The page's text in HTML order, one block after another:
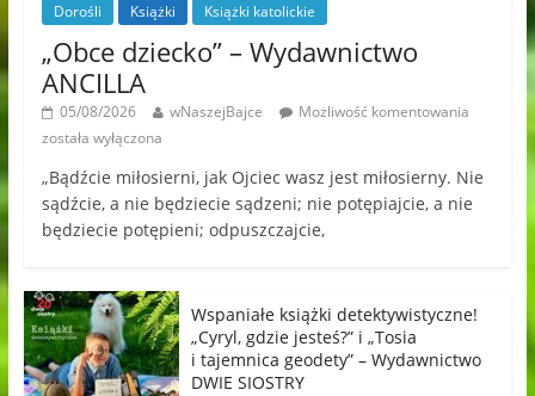
Dorośli Książki Książki katolickie
„Obce dziecko” – Wydawnictwo
ANCILLA
05/08/2026 wNaszejBajce
Możliwość komentowania
została wyłączona
„Bądźcie miłosierni, jak Ojciec wasz jest miłosierny. Nie
sądźcie, a nie będziecie sądzeni; nie potępiajcie, a nie
będziecie potępieni; odpuszczajcie,
Wspaniałe książki detektywistyczne!
„Cyryl, gdzie jesteś?” i „Tosia
i tajemnica geodety” – Wydawnictwo
DWIE SIOSTRY